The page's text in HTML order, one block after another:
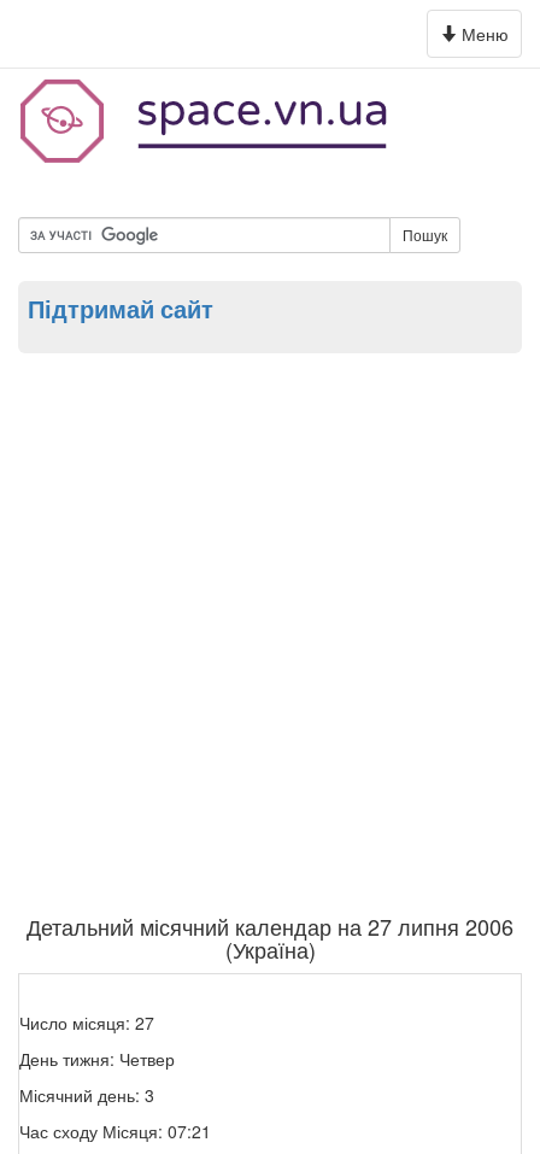
Toggle
navigation
Меню
Пошук
Підтримай сайт
Детальний місячний календар на 27 липня 2006
(Україна)
Число місяця: 27
День тижня: Четвер
Місячний день: 3
Час сходу Місяця: 07:21